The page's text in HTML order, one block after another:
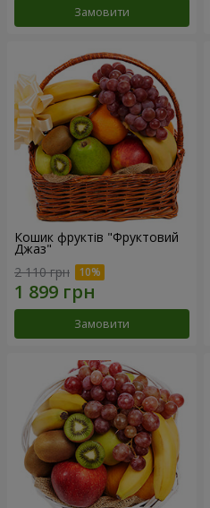
Замовити
Кошик фруктів "Фруктовий
Джаз"
2 110 грн
Замовити